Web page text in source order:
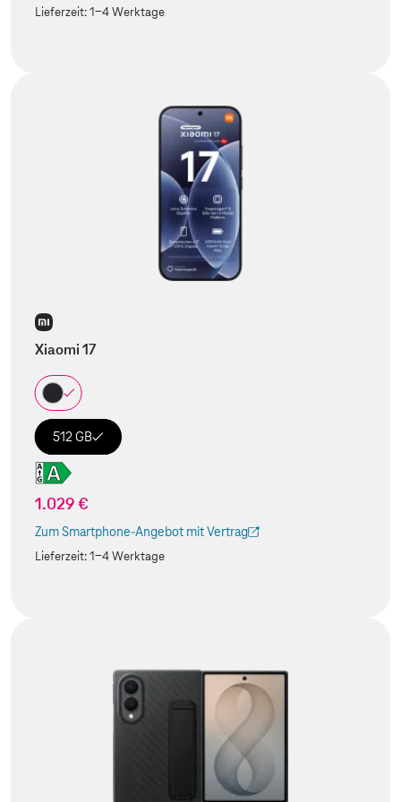
Lieferzeit:1-4 Werktage
Xiaomi 17
512 GB
1.029 €
Zum Smartphone-Angebot mit Vertrag
(Der Link wird in einem neuen Tab geöffnet)
Lieferzeit:1-4 Werktage